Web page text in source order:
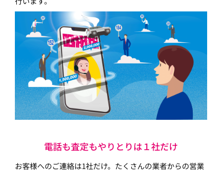
電話も査定もやりとりは１社だけ
お客様へのご連絡は1社だけ。たくさんの業者からの営業